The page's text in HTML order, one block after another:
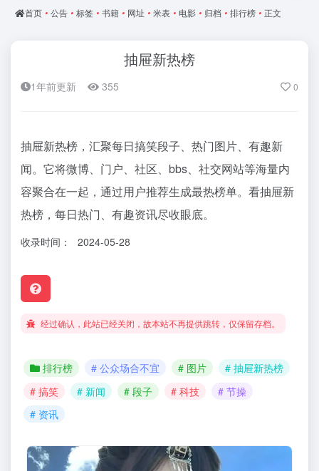
首页 • 公告 • 标签 • 书籍 • 网址 • 米表 • 电影 • 归档 • 排行榜 • 正文
抽屉新热榜
1年前更新 355 0
抽屉新热榜，汇聚每日搞笑段子、热门图片、有趣新
闻。它将微博、门户、社区、bbs、社交网站等海量内
容聚合在一起，通过用户推荐生成最热榜单。看抽屉新
热榜，每日热门、有趣资讯尽收眼底。
收录时间： 2024-05-28
经过确认，此站已经关闭，故本站不再提供跳转，仅保留存档。
排行榜 # 公众场合不宜 # 图片
# 抽屉新热榜
# 搞笑
# 新闻 # 段子 # 科技
# 节操
# 资讯